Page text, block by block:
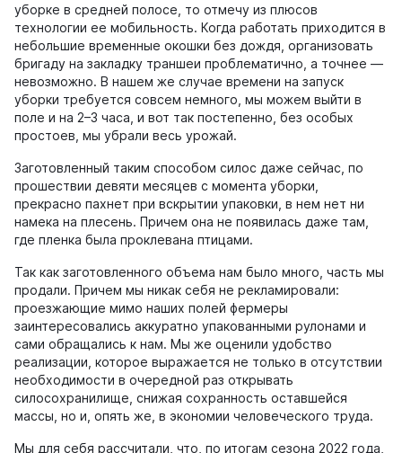
уборке в средней полосе, то отмечу из плюсов
технологии ее мобильность. Когда работать приходится в
небольшие временные окошки без дождя, организовать
бригаду на закладку траншеи проблематично, а точнее —
невозможно. В нашем же случае времени на запуск
уборки требуется совсем немного, мы можем выйти в
поле и на 2–3 часа, и вот так постепенно, без особых
простоев, мы убрали весь урожай.
Заготовленный таким способом силос даже сейчас, по
прошествии девяти месяцев с момента уборки,
прекрасно пахнет при вскрытии упаковки, в нем нет ни
намека на плесень. Причем она не появилась даже там,
где пленка была проклевана птицами.
Так как заготовленного объема нам было много, часть мы
продали. Причем мы никак себя не рекламировали:
проезжающие мимо наших полей фермеры
заинтересовались аккуратно упакованными рулонами и
сами обращались к нам. Мы же оценили удобство
реализации, которое выражается не только в отсутствии
необходимости в очередной раз открывать
силосохранилище, снижая сохранность оставшейся
массы, но и, опять же, в экономии человеческого труда.
Мы для себя рассчитали, что, по итогам сезона 2022 года,